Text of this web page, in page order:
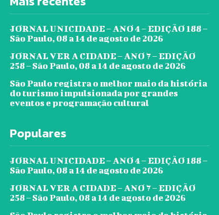
JORNAL UNICIDADE – ANO 4 – EDIÇÃO 188 –
São Paulo, 08 a 14 de agosto de 2026
JORNAL VER A CIDADE – ANO 7 – EDIÇÃO
258 – São Paulo, 08 a 14 de agosto de 2026
São Paulo registra o melhor maio da história
do turismo impulsionada por grandes
eventos e programação cultural
Populares
JORNAL UNICIDADE – ANO 4 – EDIÇÃO 188 –
São Paulo, 08 a 14 de agosto de 2026
JORNAL VER A CIDADE – ANO 7 – EDIÇÃO
258 – São Paulo, 08 a 14 de agosto de 2026